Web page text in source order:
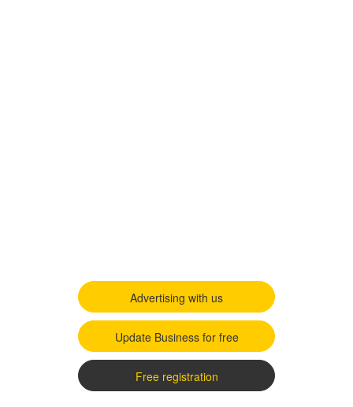
Advertising with us
Update Business for free
Free registration